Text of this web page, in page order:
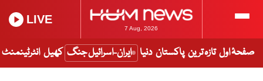
7 Aug, 2026
LIVE
صفحۂ اول تازہ ترین پاکستان دنیا ایران-اسرائیل جنگ کھیل انٹرٹینمنٹ